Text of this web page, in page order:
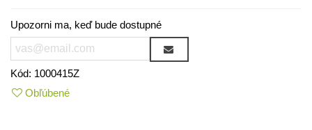
Upozorni ma, keď bude dostupné
Kód: 1000415Z
Obľúbené